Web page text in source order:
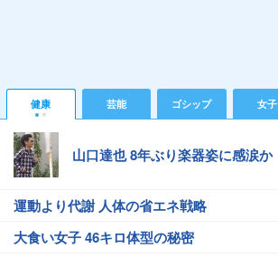
健康 芸能 ゴシップ 女子
山口達也 8年ぶり楽器姿に感涙か
運動より代謝 人体の省エネ戦略
大食い女子 46キロ体型の秘密